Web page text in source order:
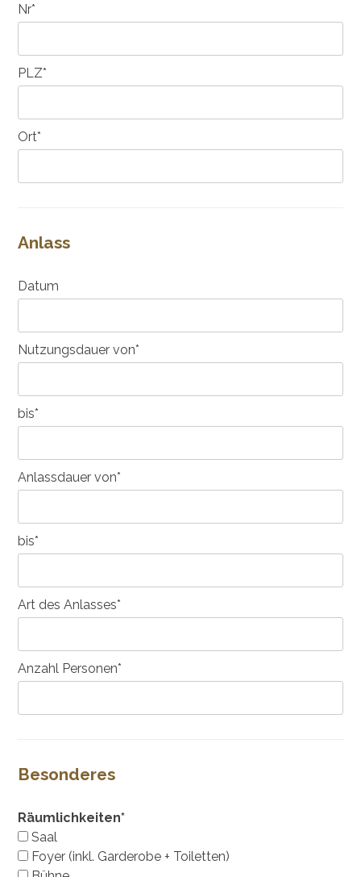
Nr*
PLZ*
Ort*
Anlass
Datum
Nutzungsdauer von*
bis*
Anlassdauer von*
bis*
Art des Anlasses*
Anzahl Personen*
Besonderes
Räumlichkeiten*
Saal
Foyer (inkl. Garderobe + Toiletten)